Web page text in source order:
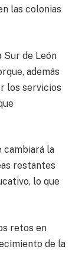
las colonias
Sur de León
además
los servicios
cambiará la
restantes
lo que
retos en
de la